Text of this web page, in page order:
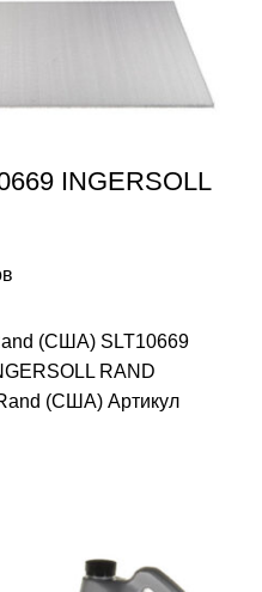
INGERSOLL
(США) SLT10669
RAND
(США) Артикул